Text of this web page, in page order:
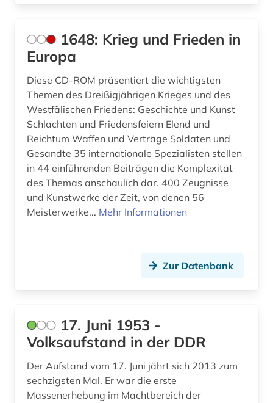
architektur (11)
archiv (60)
archival documents (1)
archivalien (5)
archivbestand (3)
archive (1)
archivmaterial (1)
archivwesen (4)
archäologische stätte (1)
argentinien (3)
1648: Krieg und Frieden in
Europa
Diese CD-ROM präsentiert die wichtigsten
Themen des Dreißigjährigen Krieges und des
Westfälischen Friedens: Geschichte und Kunst
Schlachten und Friedensfeiern Elend und
Reichtum Waffen und Verträge Soldaten und
Gesandte 35 internationale Spezialisten stellen
in 44 einführenden Beiträgen die Komplexität
des Themas anschaulich dar. 400 Zeugnisse
und Kunstwerke der Zeit, von denen 56
Meisterwerke... Mehr Informationen
Zur Datenbank
17. Juni 1953 -
Volksaufstand in der DDR
Der Aufstand vom 17. Juni jährt sich 2013 zum
sechzigsten Mal. Er war die erste
Massenerhebung im Machtbereich der